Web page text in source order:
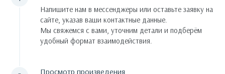
Напишите нам в мессенджеры или оставьте заявку на
сайте, указав ваши контактные данные.
Мы свяжемся с вами, уточним детали и подберём
удобный формат взаимодействия.
Просмотр произведения